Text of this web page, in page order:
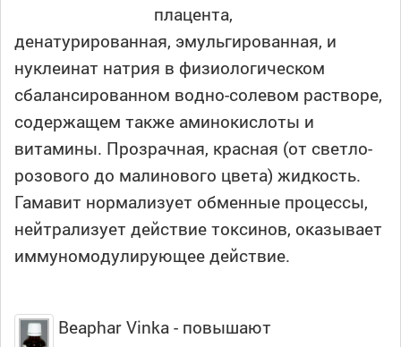
плацента,
денатурированная, эмульгированная, и
нуклеинат натрия в физиологическом
сбалансированном водно-солевом растворе,
содержащем также аминокислоты и
витамины. Прозрачная, красная (от светло-
розового до малинового цвета) жидкость.
Гамавит нормализует обменные процессы,
нейтрализует действие токсинов, оказывает
иммуномодулирующее действие.
Beaphar Vinka - повышают